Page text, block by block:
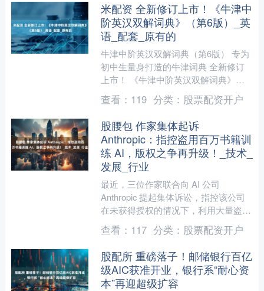
米配资 全新修订上市！《牛津中
阶英汉双解词典》（第6版）_英
语_配套_原有的
牛津中阶英汉双解词典（第6版） 专为
初中生量身打造的牛津词典 全新修订
上市！ 《牛津中阶英汉双解词典》
（第 6 版）专为中等程度的英语学习者
编写，是牛津词典家族....
查看： 119 分类： 股票配资开户
股腰包 作家集体起诉
Anthropic：指控盗用百万书籍训
练 AI，版权之争再升级！_技术_
发展_行业
最近，三位作家联合向 AI 公司
Anthropic 提起集体诉讼，指控该公司
在未获得授权的情况下，利用大量盗版
书籍训练其 AI 模型。这一诉讼引发了
广泛关注，....
查看： 117 分类： 股票配资开户
股配所 重磅落子！邮储银行百亿
级AIC获准开业，银行系“耐心资
本”再迎超级扩容